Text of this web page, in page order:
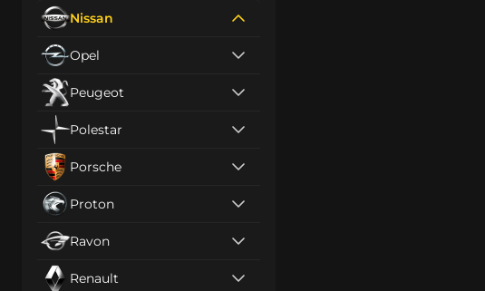
Nissan
Opel
Peugeot
Polestar
Porsche
Proton
Ravon
Renault